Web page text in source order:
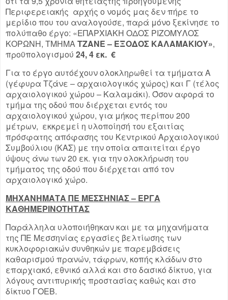
Περιφερειακής αρχής ο νομός μας δεν πήρε το
μερίδιο που του αναλογούσε, παρά μόνο ξεκίνησε το
πολύπαθο έργο: «ΕΠΑΡΧΙΑΚΗ ΟΔΟΣ ΡΙΖΟΜΥΛΟΣ
ΚΟΡΩΝΗ, ΤΜΗΜΑΤΖΑΝΕ – ΕΞΟΔΟΣ ΚΑΛΑΜΑΚΙΟΥ»,
προϋπολογισμού 24, 4 εκ. €
Για το έργο αυτόέχουν ολοκληρωθεί τα τμήματα Α
(γέφυρα Τζάνε – αρχαιολογικός χώρος) και Γ (τέλος
αρχαιολογικού χώρου – Καλαμάκι). Όσον αφορά το
τμήμα της οδού που διέρχεται εντός του
αρχαιολογικού χώρου, για μήκος περίπου 200
μέτρων, εκκρεμεί η υλοποίησή του εξαιτίας
πρόσφατης απόφασης του Κεντρικού Αρχαιολογικού
Συμβούλιου (ΚΑΣ) με την οποία απαιτείται έργο
ύψους άνω των 20 εκ. για την ολοκλήρωση του
τμήματος της οδού που διέρχεται από τον
αρχαιολογικό χώρο.
ΜΗΧΑΝΗΜΑΤΑ ΠΕ ΜΕΣΣΗΝΙΑΣ – ΕΡΓΑ
ΚΑΘΗΜΕΡΙΝΟΤΗΤΑΣ
Παράλληλα υλοποιήθηκαν και με τα μηχανήματα
της ΠΕ Μεσσηνίας εργασίες βελτίωσης των
κυκλοφοριακών συνθηκών με παρεμβάσεις
καθαρισμού πρανών, τάφρων, κοπής κλάδων στο
επαρχιακό, εθνικό αλλά και στο δασικό δίκτυο, για
λόγους αντιπυρικής προστασίας καθώς και στο
δίκτυο ΓΟΕΒ.